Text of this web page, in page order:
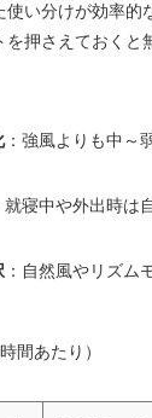
い分けが効率的
押さえておくと
：強風よりも中～
就寝中や外出時は
：自然風やリズム
間あたり）